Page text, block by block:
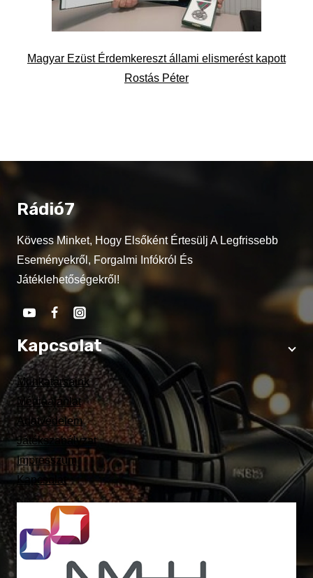
Magyar Ezüst Érdemkereszt állami elismerést kapott
Rostás Péter
Rádió7
Kövess Minket, Hogy Elsőként Értesülj A Legfrissebb
Eseményekről, Forgalmi Infókról És
Játéklehetőségekről!
Kapcsolat
Munkatársaink
Médiaajánlat
Adatvédelem
Játékszabályzat
Impresszum
Kapcsolat